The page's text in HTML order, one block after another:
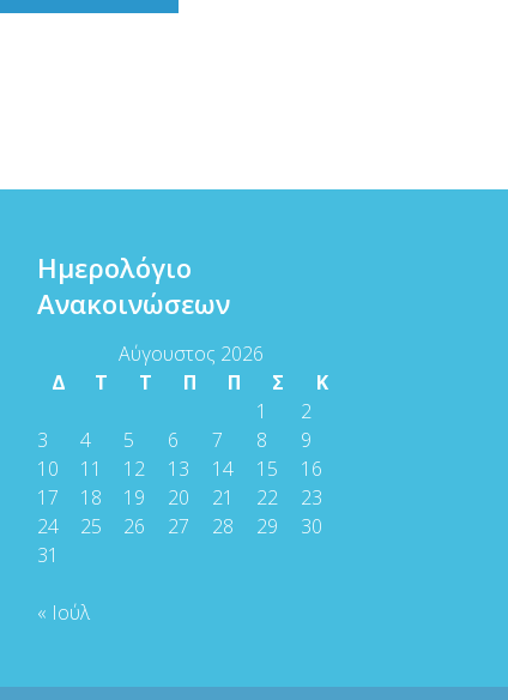
Ημερολόγιο
Ανακοινώσεων
Αύγουστος 2026
Δ
Τ Τ Π Π Σ
Κ
1
2
3
4 5 6 7 8
9
10
11 12 13 14 15
16
17
18 19 20 21 22
23
24
25 26 27 28 29
30
31
« Ιούλ